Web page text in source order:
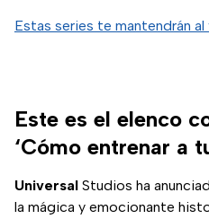
Estas series te mantendrán
Este es el elenco
‘Cómo entrenar a
Universal Studios ha
la mágica y emocionante